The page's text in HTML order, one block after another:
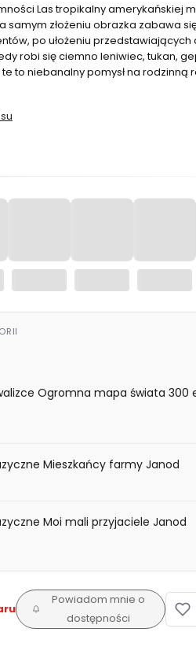
Las tropikalny amerykańskiej
samym złożeniu obrazka zabawa
po ułożeniu przedstawiających
robi się ciemno leniwiec, tukan,
te to niebanalny pomysł na
Ogromna mapa świata
Mieszkańcy farmy Janod
Moi mali przyjaciele Janod
Powiadom mnie o
dostępności